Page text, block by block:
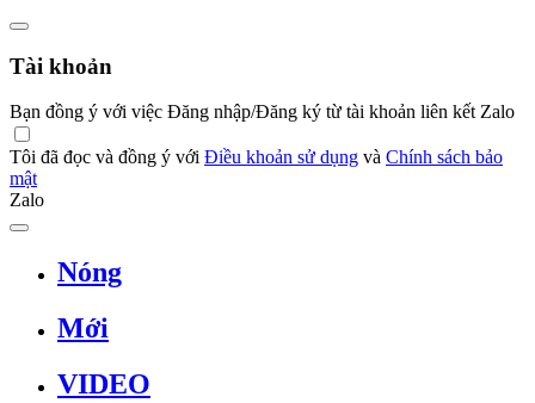
Tài khoản
Bạn đồng ý với việc Đăng nhập/Đăng ký từ tài khoản liên kết Zalo
Tôi đã đọc và đồng ý với Điều khoản sử dụng và Chính sách bảo
mật
Zalo
Nóng
Mới
VIDEO